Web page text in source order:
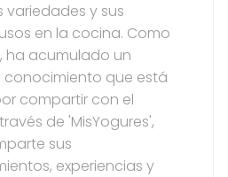
variedades y sus
en la cocina. Como
ha acumulado un
conocimiento que está
compartir con el
de 'MisYogures',
sus
experiencias y